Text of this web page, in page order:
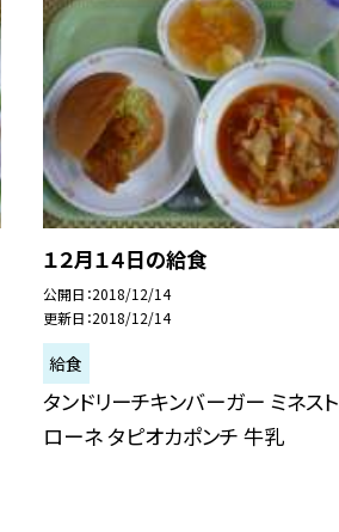
１２月１４日の給食
公開日 2018/12/14
更新日 2018/12/14
給食
タンドリーチキンバーガー ミネスト
ローネ タピオカポンチ 牛乳